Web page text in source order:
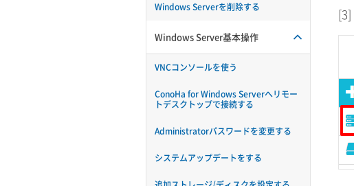
Windows Serverを削除する
Windows Server基本操作
VNCコンソールを使う
ConoHa for Windows Serverへリモー
トデスクトップで接続する
Administratorパスワードを変更する
システムアップデートをする
[3]